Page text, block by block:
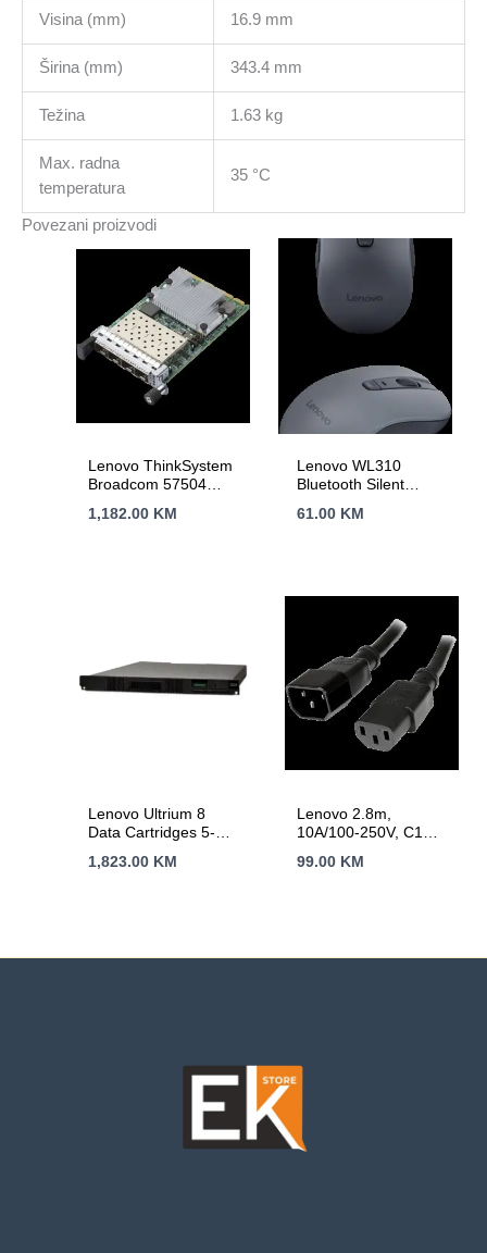
Visina (mm) 16.9 mm
Širina (mm) 343.4 mm
Težina 1.63 kg
Max. radna
temperatura
35 °C
Povezani proizvodi
Lenovo ThinkSystem
Broadcom 57504
Port Ethernet
1,182.00 KM
Lenovo WL310
Bluetooth Silent
61.00 KM
Lenovo Ultrium 8
Data Cartridges 5-
1,823.00 KM
Lenovo 2.8m,
10A/100-250V, C13
Power Cable
99.00 KM